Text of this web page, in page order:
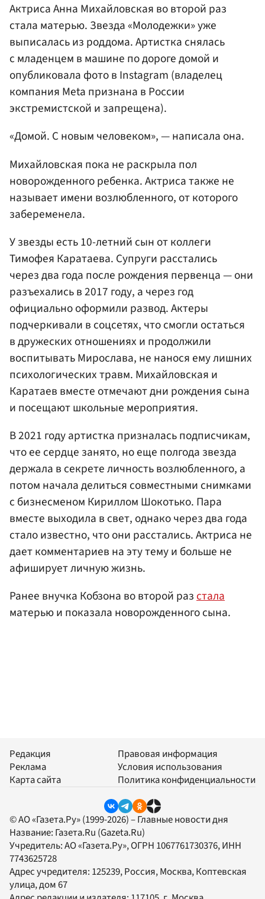
Актриса Анна Михайловская во второй раз
стала матерью. Звезда «Молодежки» уже
выписалась из роддома. Артистка снялась
с младенцем в машине по дороге домой и
опубликовала фото в Instagram (владелец
компания Meta признана в России
экстремистской и запрещена).
«Домой. С новым человеком», — написала она.
Михайловская пока не раскрыла пол
новорожденного ребенка. Актриса также не
называет имени возлюбленного, от которого
забеременела.
У звезды есть 10-летний сын от коллеги
Тимофея Каратаева. Супруги расстались
через два года после рождения первенца — они
разъехались в 2017 году, а через год
официально оформили развод. Актеры
подчеркивали в соцсетях, что смогли остаться
в дружеских отношениях и продолжили
воспитывать Мирослава, не нанося ему лишних
психологических травм. Михайловская и
Каратаев вместе отмечают дни рождения сына
и посещают школьные мероприятия.
В 2021 году артистка призналась подписчикам,
что ее сердце занято, но еще полгода звезда
держала в секрете личность возлюбленного, а
потом начала делиться совместными снимками
с бизнесменом Кириллом Шокотько. Пара
вместе выходила в свет, однако через два года
стало известно, что они расстались. Актриса не
дает комментариев на эту тему и больше не
афиширует личную жизнь.
Ранее внучка Кобзона во второй разстала
матерью и показала новорожденного сына.
Редакция
Реклама
Карта сайта
Правовая информация
Условия использования
Политика конфиденциальности
© АО «Газета.Ру» (1999-2026) – Главные новости дня
Название: Газета.Ru (Gazeta.Ru)
Учредитель:АО «Газета.Ру», ОГРН 1067761730376, ИНН
7743625728
Адрес учредителя: 125239, Россия, Москва, Коптевская
улица, дом 67